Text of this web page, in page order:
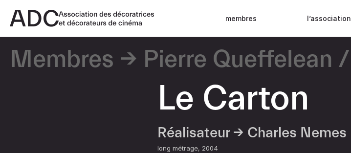
membres l’association
Membres Pierre Queffelean
Le Carton
Réalisateur → Charles Nemes
long métrage 2004